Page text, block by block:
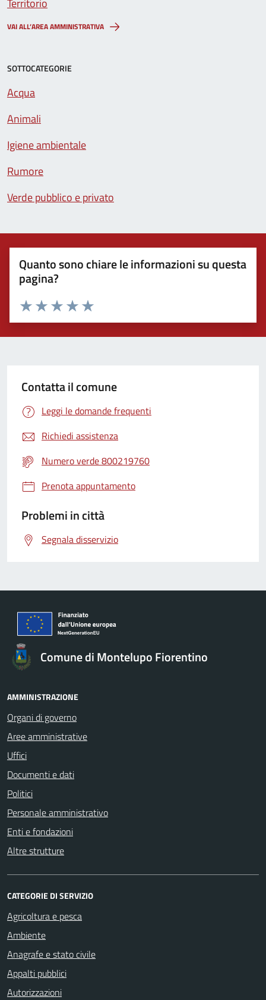
Territorio
VAI ALL’AREA AMMINISTRATIVA
SOTTOCATEGORIE
Acqua
Animali
Igiene ambientale
Rumore
Verde pubblico e privato
Quanto sono chiare le informazioni su questa
pagina?
Valuta 5 stelle su 5
Valuta 4 stelle su 5
Valuta 3 stelle su 5
Valuta 2 stelle su 5
Valuta 1 stelle su 5
Contatta il comune
Leggi le domande frequenti
Richiedi assistenza
Numero verde 800219760
Prenota appuntamento
Problemi in città
Segnala disservizio
Comune di Montelupo Fiorentino
AMMINISTRAZIONE
Organi di governo
Aree amministrative
Uffici
Documenti e dati
Politici
Personale amministrativo
Enti e fondazioni
Altre strutture
CATEGORIE DI SERVIZIO
Agricoltura e pesca
Ambiente
Anagrafe e stato civile
Appalti pubblici
Autorizzazioni